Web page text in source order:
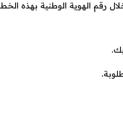
رقم الهوية الوطنية بهذه